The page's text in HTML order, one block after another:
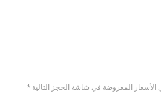
هي الأسعار المعروضة في شاشة الحجز التالية